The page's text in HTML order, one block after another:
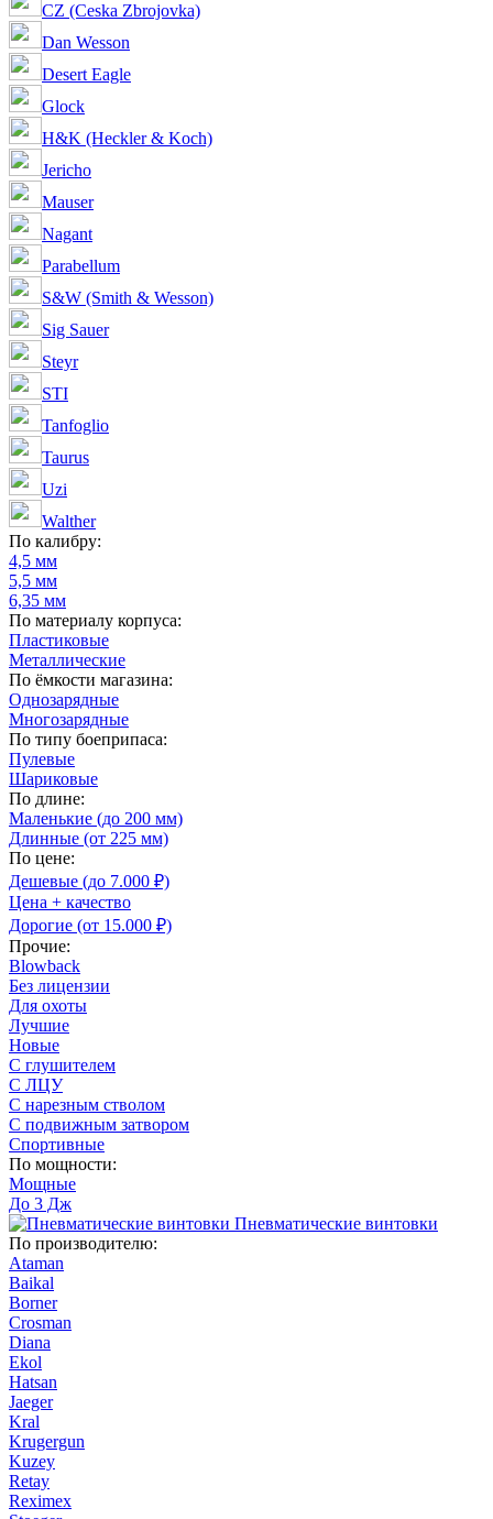
CZ (Ceska Zbrojovka)
Dan Wesson
Desert Eagle
Glock
H&K (Heckler & Koch)
Jericho
Mauser
Nagant
Parabellum
S&W (Smith & Wesson)
Sig Sauer
Steyr
STI
Tanfoglio
Taurus
Uzi
Walther
По калибру:
4,5 мм
5,5 мм
6,35 мм
По материалу корпуса:
Пластиковые
Металлические
По ёмкости магазина:
Однозарядные
Многозарядные
По типу боеприпаса:
Пулевые
Шариковые
По длине:
Маленькие (до 200 мм)
Длинные (от 225 мм)
По цене:
Дешевые (до 7.000 ₽)
Цена + качество
Дорогие (от 15.000 ₽)
Прочие:
Blowback
Без лицензии
Для охоты
Лучшие
Новые
С глушителем
С ЛЦУ
С нарезным стволом
С подвижным затвором
Спортивные
По мощности:
Мощные
До 3 Дж
Пневматические винтовки
По производителю:
Ataman
Baikal
Borner
Crosman
Diana
Ekol
Hatsan
Jaeger
Kral
Krugergun
Kuzey
Retay
Reximex